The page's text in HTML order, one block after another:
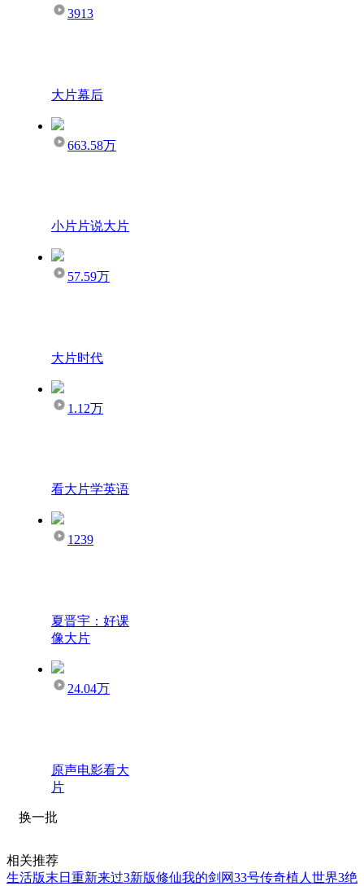
3913
大片幕后
663.58万
小片片说大片
57.59万
大片时代
1.12万
看大片学英语
1239
夏晋宇：好课
像大片
24.04万
原声电影看大
片
换一批
相关推荐
生活版末日 重新来过3新版修仙我的剑网33号传奇植人世界3绝